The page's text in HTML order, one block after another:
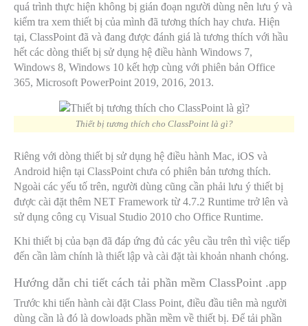
quá trình thực hiện không bị gián đoạn người dùng nên lưu ý và
kiểm tra xem thiết bị của mình đã tương thích hay chưa. Hiện
tại, ClassPoint đã và đang được đánh giá là tương thích với hầu
hết các dòng thiết bị sử dụng hệ điều hành Windows 7,
Windows 8, Windows 10 kết hợp cùng với phiên bản Office
365, Microsoft PowerPoint 2019, 2016, 2013.
Thiết bị tương thích cho ClassPoint là gì?
Riêng với dòng thiết bị sử dụng hệ điều hành Mac, iOS và
Android hiện tại ClassPoint chưa có phiên bản tương thích.
Ngoài các yếu tố trên, người dùng cũng cần phải lưu ý thiết bị
được cài đặt thêm NET Framework từ 4.7.2 Runtime trở lên và
sử dụng công cụ Visual Studio 2010 cho Office Runtime.
Khi thiết bị của bạn đã đáp ứng đủ các yêu cầu trên thì việc tiếp
đến cần làm chính là thiết lập và cài đặt tài khoản nhanh chóng.
Hướng dẫn chi tiết cách tải phần mềm ClassPoint .app
Trước khi tiến hành cài đặt Class Point, điều đầu tiên mà người
dùng cần là đó là dowloads phần mềm về thiết bị. Để tải phần